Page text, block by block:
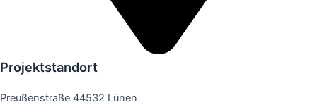
Projektstandort
Preußenstraße 44532 Lünen